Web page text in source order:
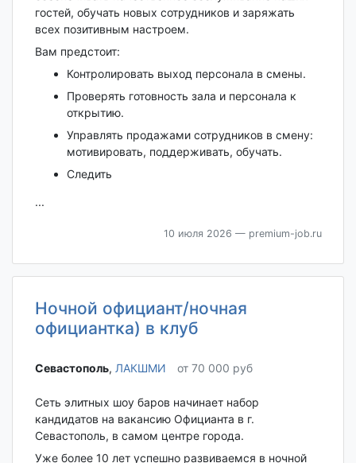
гостей, обучать новых сотрудников и заряжать
всех позитивным настроем.
Вам предстоит:
Контролировать выход персонала в смены.
Проверять готовность зала и персонала к
открытию.
Управлять продажами сотрудников в смену:
мотивировать, поддерживать, обучать.
Следить
...
10 июля 2026 — premium-job.ru
Ночной официант/ночная
официантка) в клуб
Севастополь‎, ЛАКШМИ от 70 000 руб
Сеть элитных шоу баров начинает набор
кандидатов на вакансию Официанта в г.
Севастополь, в самом центре города.
Уже более 10 лет успешно развиваемся в ночной